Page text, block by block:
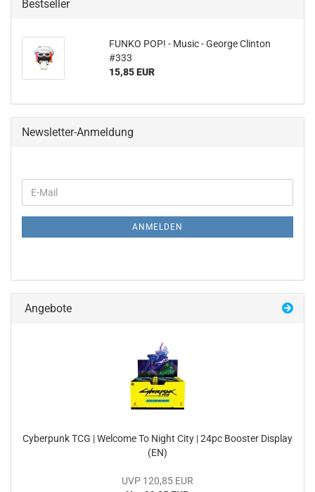
Bestseller
FUNKO POP! - Music - Ge­or­ge Clin­ton
#333
15,85 EUR
Newsletter-Anmeldung
ZUR
E-
Mail
ANMELDEN
Angebote
Cy­ber­punk TCG | Wel­co­me To Night City | 24pc Boos­ter Dis­play
(EN)
UVP 120,85 EUR